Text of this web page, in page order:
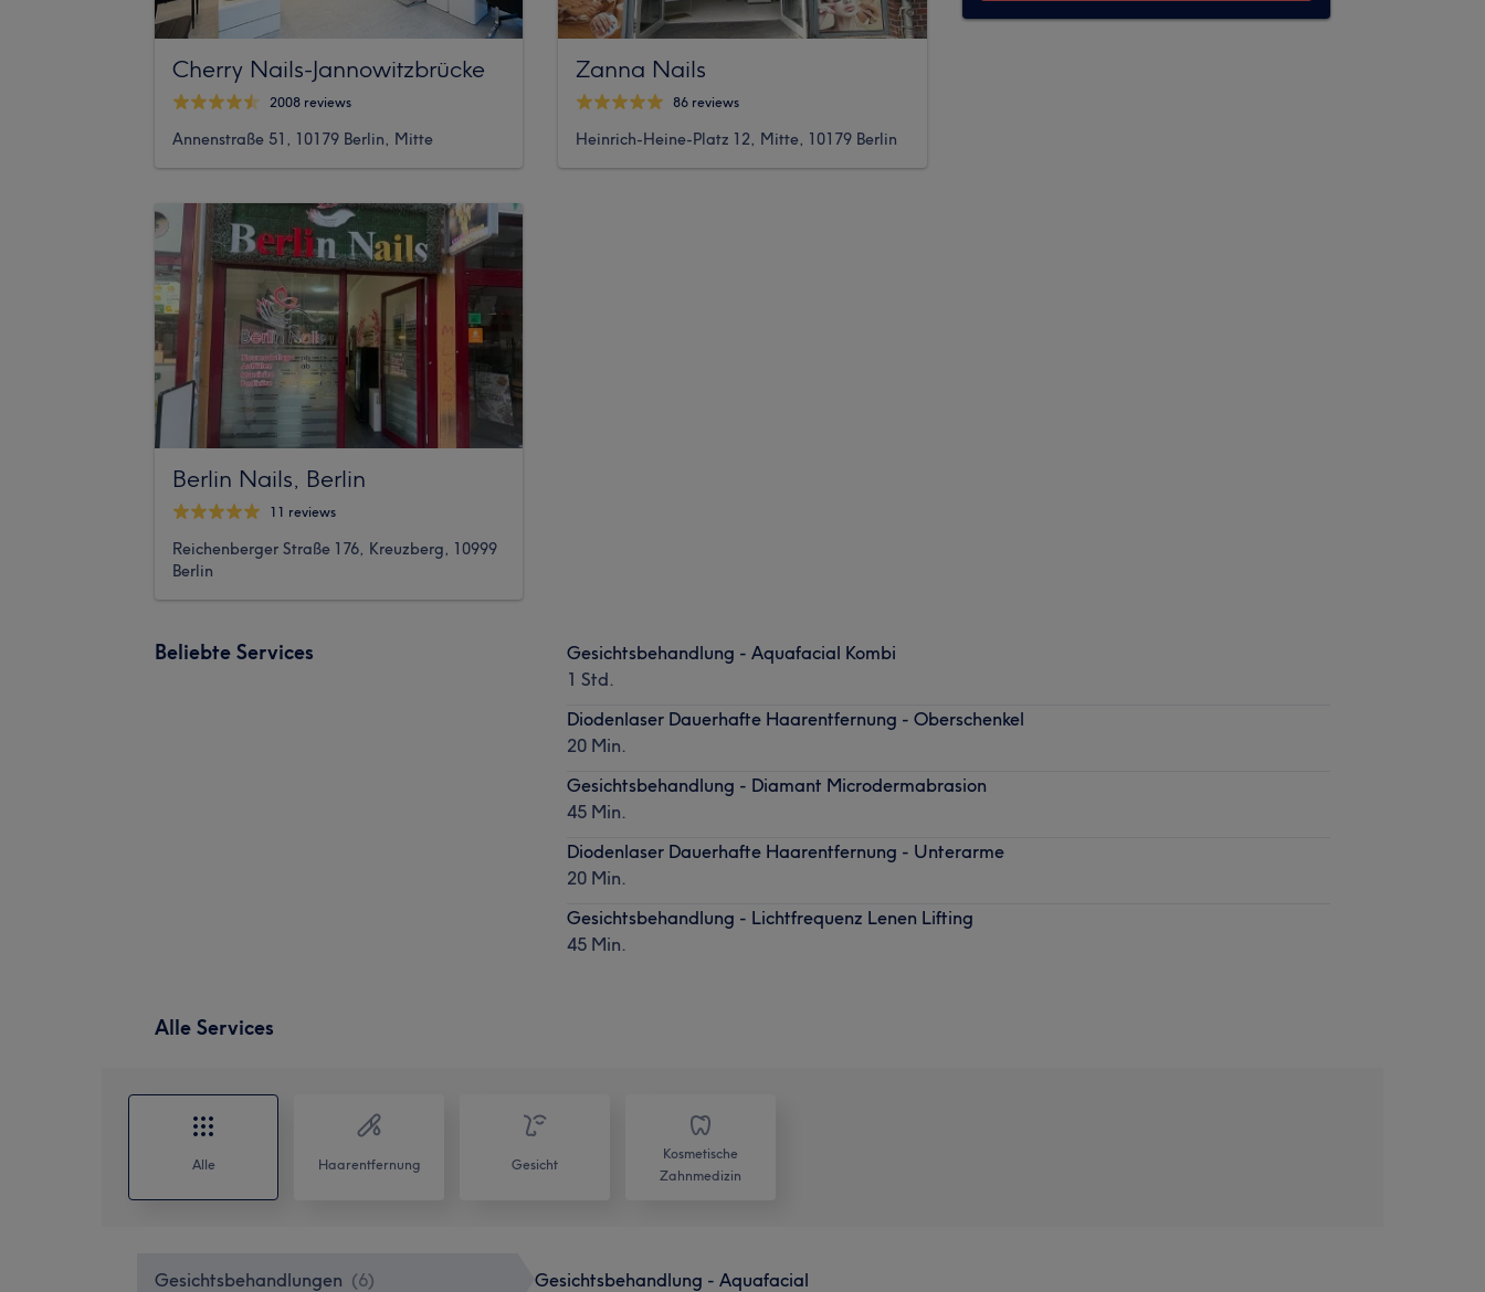
Cherry Nails-Jannowitzbrücke
2008 reviews
Annenstraße 51, 10179 Berlin, Mitte
Berlin Nails, Berlin
11 reviews
Reichenberger Straße 176, Kreuzberg, 10999
Berlin
Zanna Nails
86 reviews
Heinrich-Heine-Platz 12, Mitte, 10179 Berlin
Beliebte Services
Gesichtsbehandlung - Aquafacial Kombi
1 Std.
Diodenlaser Dauerhafte Haarentfernung - Oberschenkel
20 Min.
Gesichtsbehandlung - Diamant Microdermabrasion
45 Min.
Diodenlaser Dauerhafte Haarentfernung - Unterarme
20 Min.
Gesichtsbehandlung - Lichtfrequenz Lenen Lifting
45 Min.
Alle Services
Alle Haarentfernung Gesicht
Kosmetische
Zahnmedizin
Gesichtsbehandlungen (6)
Gesichtsbehandlung - Aquafacial